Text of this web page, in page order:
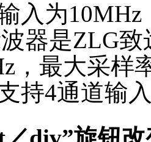
入为
器是ZLG致
，最大采样
持4通道输